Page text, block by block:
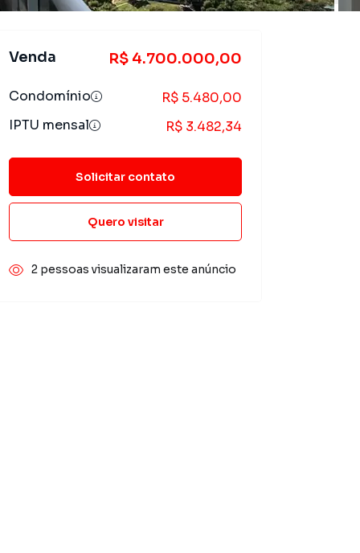
Venda R$ 4.700.000,00
Condomínio
R$ 5.480,00
IPTU mensal
R$ 3.482,34
Solicitar contato
Quero visitar
2 pessoas visualizaram este anúncio